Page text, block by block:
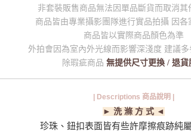
非套裝販售商品無法因單品斷貨而取消其
商品皆由專業攝影團隊進行實品拍攝 因各
商品皆以實際商品顏色為準
外拍會因為室內外光線而影響深淺度 建議多
除瑕疵商品 無提供尺寸更換 / 退貨
| Descriptions 商品說明 |
► 洗 滌 方 式 ◄
珍珠、鈕扣表面皆有些許摩擦痕跡純